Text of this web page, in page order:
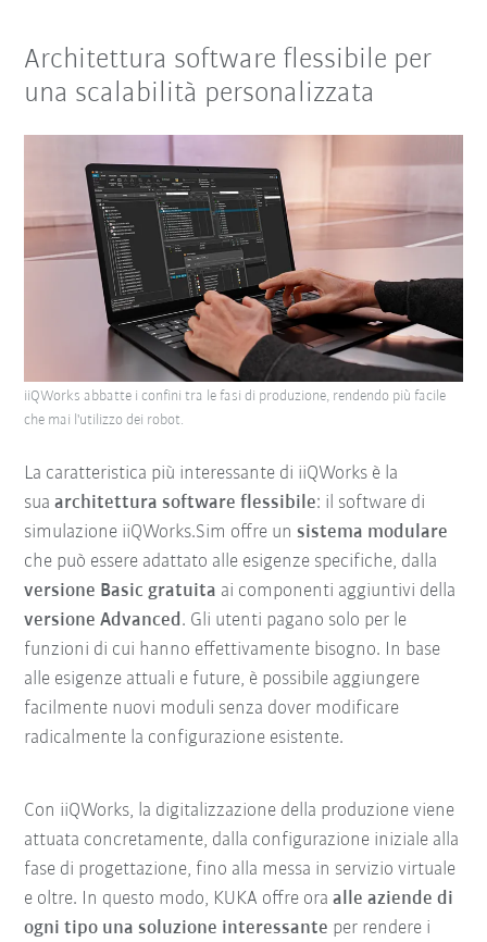
Architettura software flessibile per
una scalabilità personalizzata
La caratteristica più interessante di iiQWorks è la
suaarchitettura software flessibile: il software di
simulazione iiQWorks.Sim offre unsistema modulare
che può essere adattato alle esigenze specifiche, dalla
versione Basic gratuita ai componenti aggiuntivi della
versione Advanced . Gli utenti pagano solo per le
funzioni di cui hanno effettivamente bisogno. In base
alle esigenze attuali e future, è possibile aggiungere
facilmente nuovi moduli senza dover modificare
radicalmente la configurazione esistente.
iiQWorks abbatte i confini tra le fasi di produzione, rendendo più facile
che mai l'utilizzo dei robot.
Con iiQWorks, la digitalizzazione della produzione viene
attuata concretamente, dalla configurazione iniziale alla
fase di progettazione, fino alla messa in servizio virtuale
e oltre. In questo modo, KUKA offre oraalle aziende di
ogni tipo una soluzione interessante per rendere i